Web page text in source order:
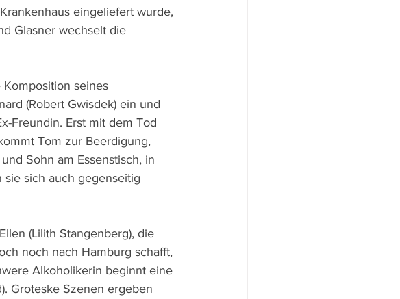
eingeliefert wurde,
Glasner wechselt die
seines
(Robert Gwisdek) ein und
Freundin. Erst mit dem Tod
Tom zur Beerdigung,
Sohn am Essenstisch, in
sich auch gegenseitig
(Lilith Stangenberg), die
noch nach Hamburg schafft,
Alkoholikerin beginnt eine
Groteske Szenen ergeben